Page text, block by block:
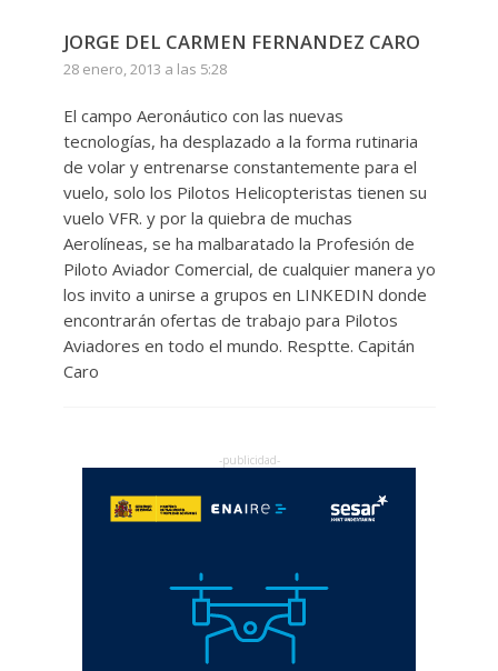
JORGE DEL CARMEN FERNANDEZ CARO
28 enero, 2013 a las 5:28
El campo Aeronáutico con las nuevas
tecnologías, ha desplazado a la forma rutinaria
de volar y entrenarse constantemente para el
vuelo, solo los Pilotos Helicopteristas tienen su
vuelo VFR. y por la quiebra de muchas
Aerolíneas, se ha malbaratado la Profesión de
Piloto Aviador Comercial, de cualquier manera yo
los invito a unirse a grupos en LINKEDIN donde
encontrarán ofertas de trabajo para Pilotos
Aviadores en todo el mundo. Resptte. Capitán
Caro